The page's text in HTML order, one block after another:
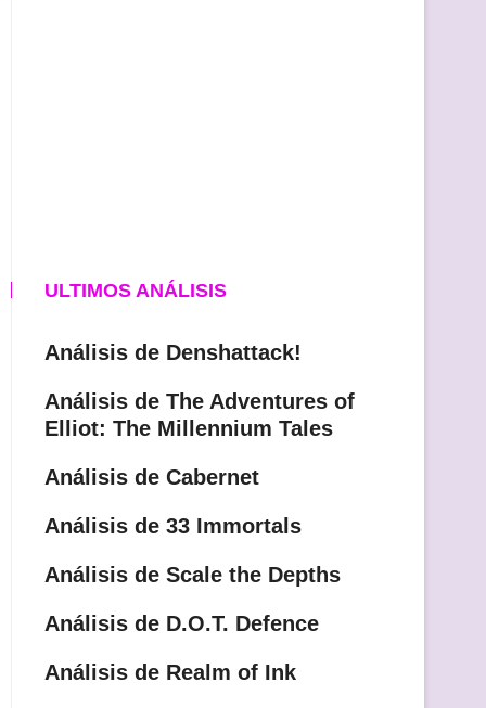
ULTIMOS ANÁLISIS
Análisis de Denshattack!
Análisis de The Adventures of
Elliot: The Millennium Tales
Análisis de Cabernet
Análisis de 33 Immortals
Análisis de Scale the Depths
Análisis de D.O.T. Defence
Análisis de Realm of Ink